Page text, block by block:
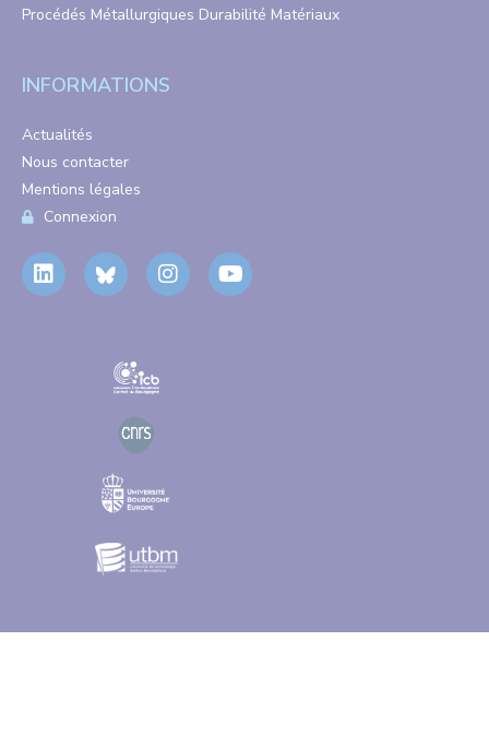
Procédés Métallurgiques Durabilité Matériaux
INFORMATIONS
Actualités
Nous contacter
Mentions légales
Connexion